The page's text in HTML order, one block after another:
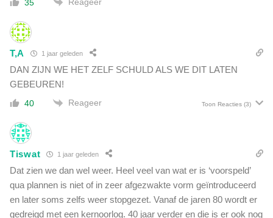
z
m
e
d
i
35
T,A 1 jaar geleden
DAN ZIJN WE HET ZELF SCHULD ALS WE DIT LATEN
GEBEUREN!
40 Reageer Toon Reacties (3)
Tiswat 1 jaar geleden
Dat zien we dan wel weer. Heel veel van wat er is ‘voorspeld’
qua plannen is niet of in zeer afgezwakte vorm geïntroduceerd
en later soms zelfs weer stopgezet. Vanaf de jaren 80 wordt er
gedreigd met een kernoorlog. 40 jaar verder en die is er ook nog